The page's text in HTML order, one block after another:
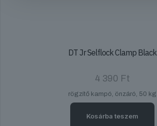
DT Jr Selflock Clamp Black
4 390 Ft
rögzítő kampó, önzáró, 50 kg
Kosárba teszem